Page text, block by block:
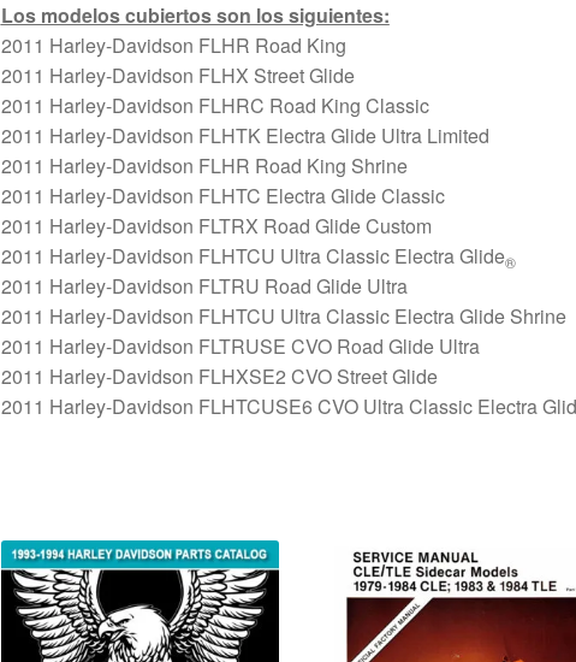
Los modelos cubiertos son los siguientes:
2011 Harley-Davidson FLHR Road King
2011 Harley-Davidson FLHX Street Glide
2011 Harley-Davidson FLHRC Road King Classic
2011 Harley-Davidson FLHTK Electra Glide Ultra Limited
2011 Harley-Davidson FLHR Road King Shrine
2011 Harley-Davidson FLHTC Electra Glide Classic
2011 Harley-Davidson FLTRX Road Glide Custom
2011 Harley-Davidson FLHTCU Ultra Classic Electra Glide®
2011 Harley-Davidson FLTRU Road Glide Ultra
2011 Harley-Davidson FLHTCU Ultra Classic Electra Glide Shrine
2011 Harley-Davidson FLTRUSE CVO Road Glide Ultra
2011 Harley-Davidson FLHXSE2 CVO Street Glide
2011 Harley-Davidson FLHTCUSE6 CVO Ultra Classic Electra